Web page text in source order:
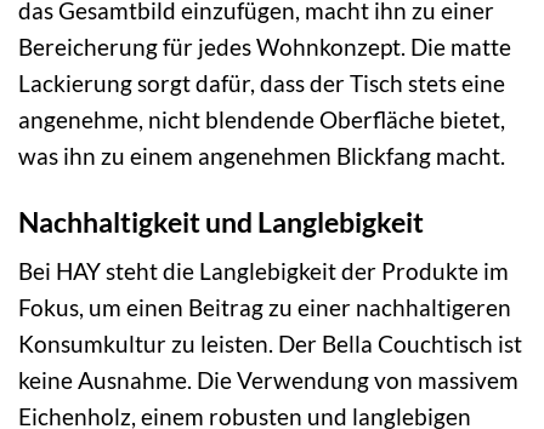
das Gesamtbild einzufügen, macht ihn zu einer
Bereicherung für jedes Wohnkonzept. Die matte
Lackierung sorgt dafür, dass der Tisch stets eine
angenehme, nicht blendende Oberfläche bietet,
was ihn zu einem angenehmen Blickfang macht.
Nachhaltigkeit und Langlebigkeit
Bei HAY steht die Langlebigkeit der Produkte im
Fokus, um einen Beitrag zu einer nachhaltigeren
Konsumkultur zu leisten. Der Bella Couchtisch ist
keine Ausnahme. Die Verwendung von massivem
Eichenholz, einem robusten und langlebigen